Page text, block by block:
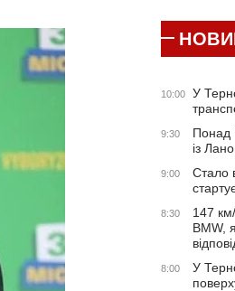
10:00
У
9:30
Понад
із
9:00
Стало
8:30
147
BMW,
8:00
У